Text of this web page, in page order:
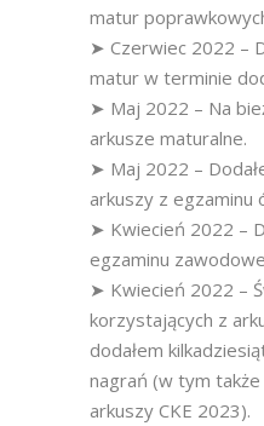
matur
➤ Czerwiec 2022 –
matur w terminie
➤ Maj 2022 – Na
arkusze maturalne.
➤ Maj 2022 –
arkuszy z egzaminu
➤ Kwiecień 2022 –
egzaminu
➤ Kwiecień 2022 –
korzystających z
dodałem
nagrań (w tym
arkuszy CKE 2023).